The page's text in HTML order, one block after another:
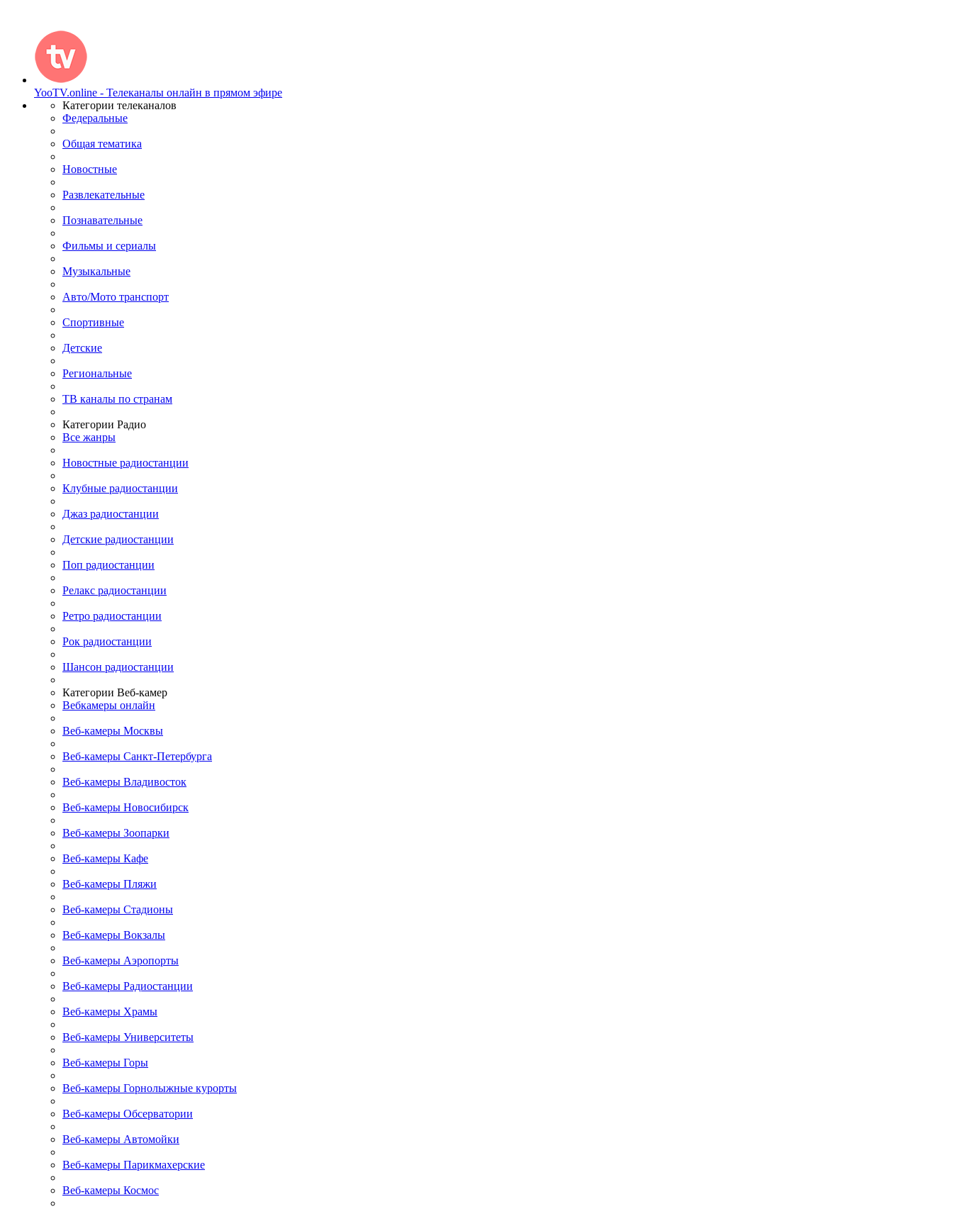
YooTV.online - Телеканалы онлайн в прямом эфире
Категории телеканалов
Федеральные
Общая тематика
Новостные
Развлекательные
Познавательные
Фильмы и сериалы
Музыкальные
Авто/Мото транспорт
Спортивные
Детские
Региональные
ТВ каналы по странам
Категории Радио
Все жанры
Новостные радиостанции
Клубные радиостанции
Джаз радиостанции
Детские радиостанции
Поп радиостанции
Релакс радиостанции
Ретро радиостанции
Рок радиостанции
Шансон радиостанции
Категории Веб-камер
Вебкамеры онлайн
Веб-камеры Москвы
Веб-камеры Санкт-Петербурга
Веб-камеры Владивосток
Веб-камеры Новосибирск
Веб-камеры Зоопарки
Веб-камеры Кафе
Веб-камеры Пляжи
Веб-камеры Стадионы
Веб-камеры Вокзалы
Веб-камеры Аэропорты
Веб-камеры Радиостанции
Веб-камеры Храмы
Веб-камеры Университеты
Веб-камеры Горы
Веб-камеры Горнолыжные курорты
Веб-камеры Обсерватории
Веб-камеры Автомойки
Веб-камеры Парикмахерские
Веб-камеры Космос